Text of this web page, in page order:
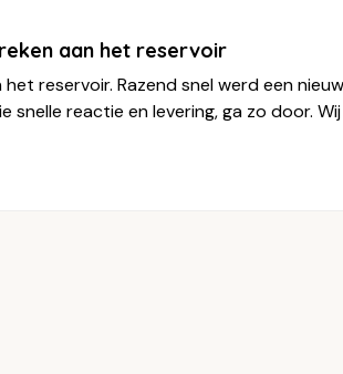
aan het reservoir
reservoir. Razend snel werd een
reactie en levering, ga zo door.